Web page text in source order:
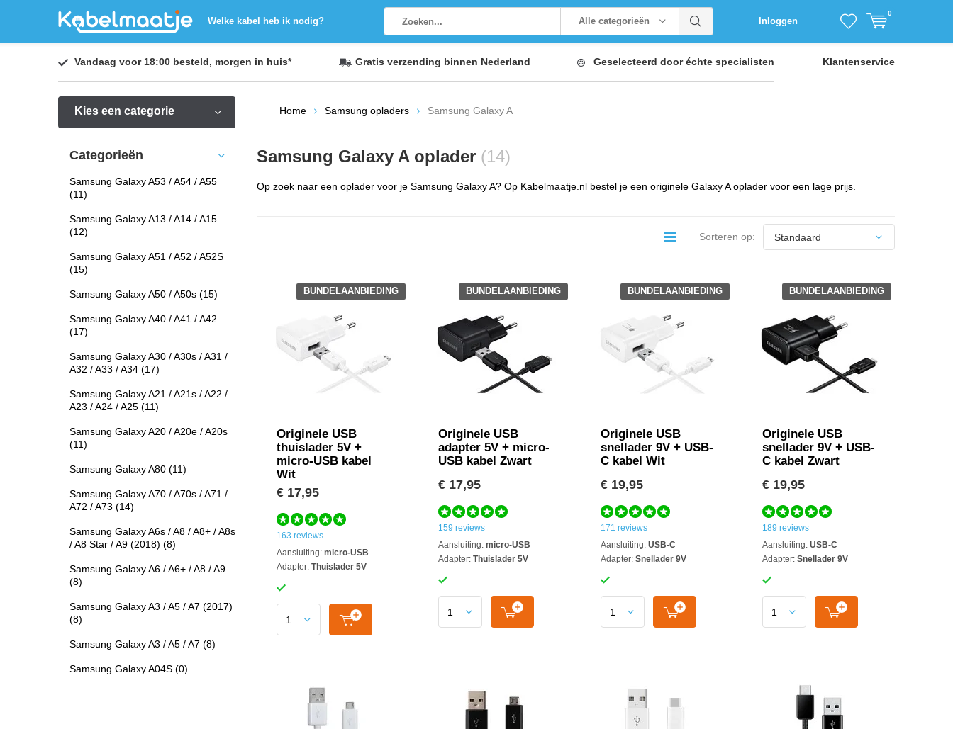
Welke kabel heb ik nodig? Alle categorieën Inloggen
0
Vandaag voor 18:00 besteld, morgen in huis* Gratis verzending binnen Nederland Geselecteerd dooréchte specialisten Klantenservice
Kies een categorie Home Samsung opladers Samsung Galaxy A
Samsung Galaxy A oplader (14)
Op zoek naar een oplader voor je Samsung Galaxy A? Op Kabelmaatje.nl bestel je een originele Galaxy A oplader voor een lage prijs.
Sorteren op:
Originele USB
thuislader 5V +
micro-USB kabel
Wit
BUNDELAANBIEDING
€ 17,95
163 reviews
Aansluiting: micro-USB
Adapter: Thuislader 5V
Originele USB
adapter 5V + micro-
USB kabel Zwart
BUNDELAANBIEDING
€ 17,95
159 reviews
Aansluiting: micro-USB
Adapter: Thuislader 5V
Originele USB
snellader 9V + USB-
C kabel Wit
BUNDELAANBIEDING
€ 19,95
171 reviews
Aansluiting:USB-C
Adapter:Snellader 9V
Originele USB
snellader 9V + USB-
C kabel Zwart
BUNDELAANBIEDING
€ 19,95
189 reviews
Aansluiting:USB-C
Adapter:Snellader 9V
Categorieën
Samsung Galaxy A53 / A54 / A55
(11)
Samsung Galaxy A13 / A14 / A15
(12)
Samsung Galaxy A51 / A52 / A52S
(15)
Samsung Galaxy A50 / A50s (15)
Samsung Galaxy A40 / A41 / A42
(17)
Samsung Galaxy A30 / A30s / A31 /
A32 / A33 / A34 (17)
Samsung Galaxy A21 / A21s / A22 /
A23 / A24 / A25 (11)
Samsung Galaxy A20 / A20e / A20s
(11)
Samsung Galaxy A80 (11)
Samsung Galaxy A70 / A70s / A71 /
A72 / A73 (14)
Samsung Galaxy A6s / A8 / A8+ / A8s
/ A8 Star / A9 (2018) (8)
Samsung Galaxy A6 / A6+ / A8 / A9
(8)
Samsung Galaxy A3 / A5 / A7 (2017)
(8)
Samsung Galaxy A3 / A5 / A7 (8)
Samsung Galaxy A04S (0)